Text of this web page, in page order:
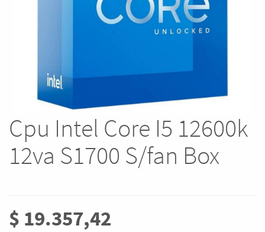
Cpu Intel Core I5 12600k
12va S1700 S/fan Box
$ 19.357,42